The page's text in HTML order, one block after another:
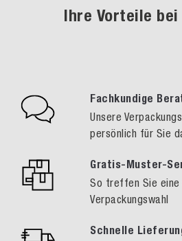
Ihre Vorteile bei
Fachkundige
Unsere
persönlich für Sie
Gratis-Muster-
So treffen Sie eine
Verpackungswahl
Schnelle